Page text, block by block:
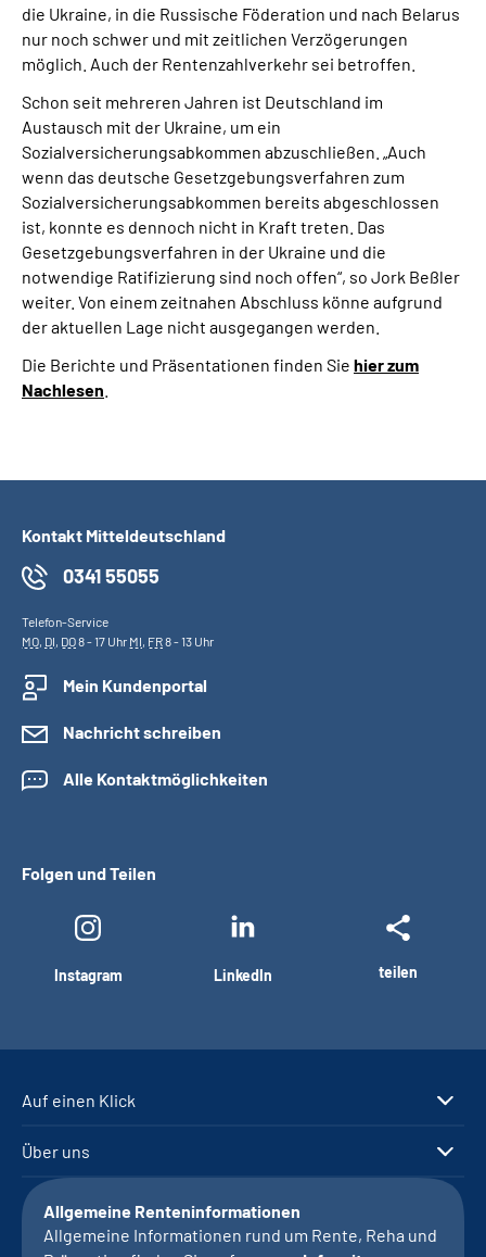
die Ukraine, in die Russische Föderation und nach Belarus
nur noch schwer und mit zeitlichen Verzögerungen
möglich. Auch der Rentenzahlverkehr sei betroffen.
Schon seit mehreren Jahren ist Deutschland im
Austausch mit der Ukraine, um ein
Sozialversicherungsabkommen abzuschließen. „Auch
wenn das deutsche Gesetzgebungsverfahren zum
Sozialversicherungsabkommen bereits abgeschlossen
ist, konnte es dennoch nicht in Kraft treten. Das
Gesetzgebungsverfahren in der Ukraine und die
notwendige Ratifizierung sind noch offen“, so Jork Beßler
weiter. Von einem zeitnahen Abschluss könne aufgrund
der aktuellen Lage nicht ausgegangen werden.
Die Berichte und Präsentationen finden Sie hier zum
Nachlesen
Kontakt Mitteldeutschland
0341 55055
Telefon-Service
MO, DI, DO8 - 17 Uhr MI, FR8 - 13 Uhr
Mein Kundenportal
Nachricht schreiben
Alle Kontaktmöglichkeiten
Folgen und Teilen
Instagram LinkedIn teilen
Auf einen Klick
Über uns
Allgemeine Renteninformationen
Allgemeine Informationen rund um Rente, Reha und